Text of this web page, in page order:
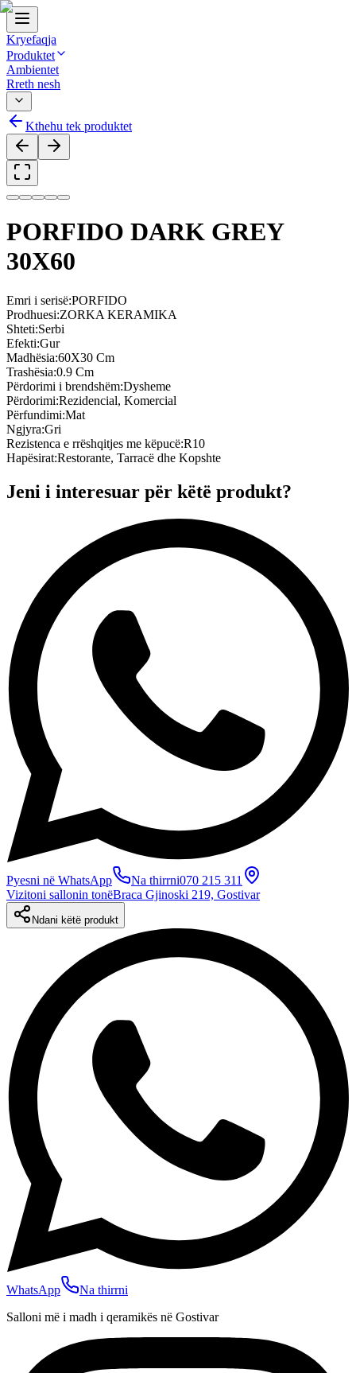
Kryefaqja
Produktet
Ambientet
Rreth nesh
Kthehu tek produktet
PORFIDO DARK GREY
30X60
Emri i serisë:PORFIDO
Prodhuesi:ZORKA KERAMIKA
Shteti:Serbi
Efekti:Gur
Madhësia:60X30 Cm
Trashësia:0.9 Cm
Përdorimi i brendshëm:Dysheme
Përdorimi:Rezidencial, Komercial
Përfundimi:Mat
Ngjyra:Gri
Rezistenca e rrëshqitjes me këpucë:R10
Hapësirat:Restorante, Tarracë dhe Kopshte
Jeni i interesuar për këtë produkt?
Pyesni në WhatsApp Na thirrni070 215 311
Vizitoni sallonin tonëBraca Gjinoski 219, Gostivar
Ndani këtë produkt
WhatsApp
Na thirrni
Salloni më i madh i qeramikës në Gostivar